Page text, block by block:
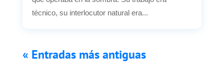
técnico, su interlocutor natural era...
« Entradas más antiguas